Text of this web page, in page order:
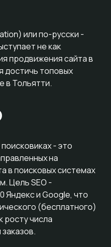
или по-русски -
не как
продвижения сайта в
достичь топовых
в Тольятти.
- это
на
в поисковых системах
Цель SEO -
Яндекс и Google, что
(бесплатного)
росту числа